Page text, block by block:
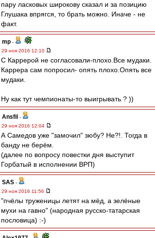
пару ласковых широкову сказал и за позицию
Глушака впрягся, то брать можно. Иначе - не
факт.
mp -
29 ноя 2016 12:10
С Каррерой не согласовали-плохо.Все мудаки.
Каррера сам попросил- опять плохо.Опять все
мудаки.
Ну как тут чемпионаты-то выигрывать ? ))
Ansfil -
29 ноя 2016 12:04
А Самедов уже "замочил" зюбу? Не?!. Тогда в
банду не берём.
(далее по вопросу повестки дня выступит
Горбатый в исполнении ВРП)
SAS -
29 ноя 2016 11:56
"пчёлы труженицы летят на мёд, а зелёные
мухи на гавно" (народная русско-татарская
пословица) :-)